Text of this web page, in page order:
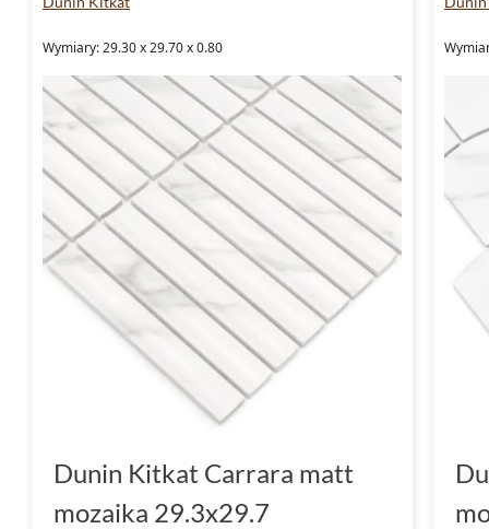
Wymiary: 29.30 x 29.70 x 0.80
Dunin Kitkat Carrara matt
mozaika 29.3x29.7